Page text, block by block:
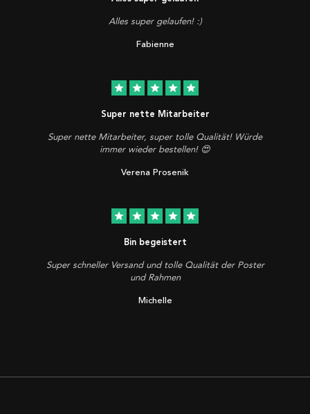
Alles super gelaufen! :)
Fabienne
star star star star star
Super nette Mitarbeiter
Super nette Mitarbeiter, super tolle Qualität! Würde
immer wieder bestellen! 😍
Verena Prosenik
star star star star star
Bin begeistert
Super schneller Versand und tolle Qualität der Poster
und Rahmen
Michelle